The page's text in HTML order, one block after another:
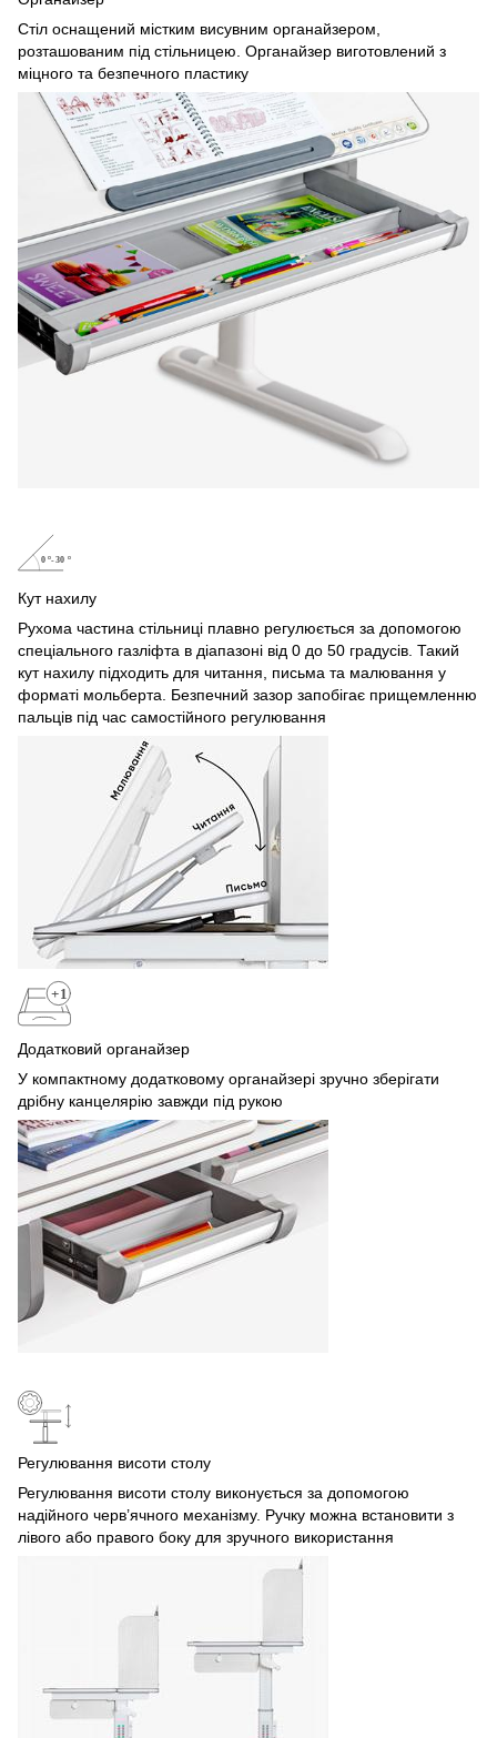
Стіл оснащений містким висувним органайзером,
розташованим під стільницею. Органайзер виготовлений з
міцного та безпечного пластику
Кут нахилу
Рухома частина стільниці плавно регулюється за допомогою
спеціального газліфта в діапазоні від 0 до 50 градусів. Такий
кут нахилу підходить для читання, письма та малювання у
форматі мольберта. Безпечний зазор запобігає прищемленню
пальців під час самостійного регулювання
Додатковий органайзер
У компактному додатковому органайзері зручно зберігати
дрібну канцелярію завжди під рукою
Регулювання висоти столу
Регулювання висоти столу виконується за допомогою
надійного черв’ячного механізму. Ручку можна встановити з
лівого або правого боку для зручного використання